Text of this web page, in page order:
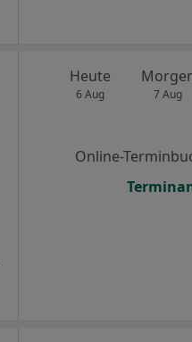
Heute
6 Aug 7 Aug
Online-